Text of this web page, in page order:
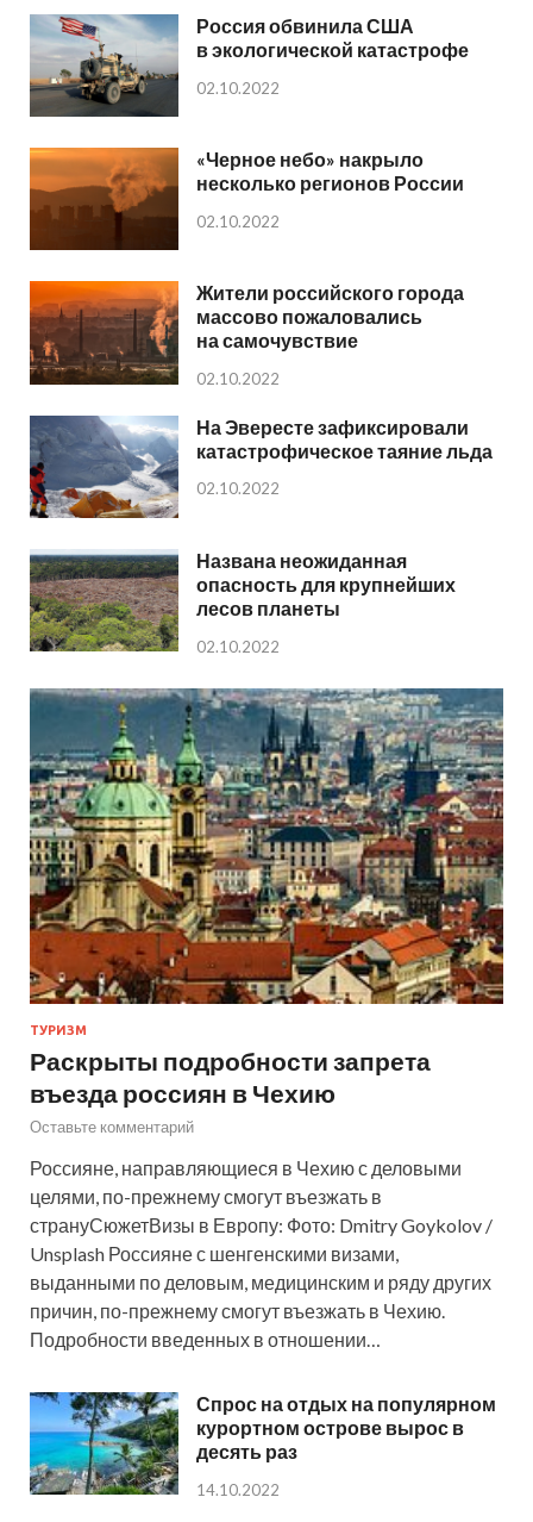
Россия обвинила США
в экологической катастрофе
02.10.2022
«Черное небо» накрыло
несколько регионов России
02.10.2022
Жители российского города
массово пожаловались
на самочувствие
02.10.2022
На Эвересте зафиксировали
катастрофическое таяние льда
02.10.2022
Названа неожиданная
опасность для крупнейших
лесов планеты
02.10.2022
ТУРИЗМ
Раскрыты подробности запрета
въезда россиян в Чехию
Оставьте комментарий
Россияне, направляющиеся в Чехию с деловыми
целями, по-прежнему смогут въезжать в
странуСюжетВизы в Европу: Фото: Dmitry Goykolov /
Unsplash Россияне с шенгенскими визами,
выданными по деловым, медицинским и ряду других
причин, по-прежнему смогут въезжать в Чехию.
Подробности введенных в отношении…
Спрос на отдых на популярном
курортном острове вырос в
десять раз
14.10.2022